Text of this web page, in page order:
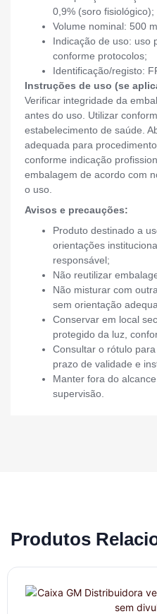
0,9% (soro fisiológico);
Volume nominal: 500
Indicação de uso: uso
conforme protocolos;
Identificação/registo:
Instruções de uso (se
Verificar integridade da
antes do uso. Utilizar
estabelecimento de saúde.
adequada para
conforme indicação
embalagem de acordo com
o uso.
Avisos e precauções:
Produto destinado a
orientações
responsável;
Não reutilizar
Não misturar com
sem orientação
Conservar em local
protegido da luz,
Consultar o rótulo
prazo de validade e
Manter fora do
supervisão.
Produtos